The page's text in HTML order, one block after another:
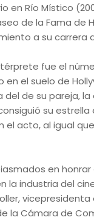
en Río Místico
de la Fama de
a su carrera
fue el
en el suelo de
del de su pareja, la
su estrella
el acto, al igual
en honrar
la industria del
vicepresidenta
la Cámara de